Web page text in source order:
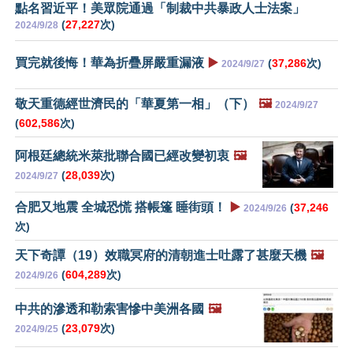
點名習近平！美眾院通過「制裁中共暴政人士法案」
2024/9/28 (27,227次)
買完就後悔！華為折疊屏嚴重漏液 ▶️ 2024/9/27 (37,286次)
敬天重德經世濟民的「華夏第一相」（下） 🖼️ 2024/9/27
(602,586次)
阿根廷總統米萊批聯合國已經改變初衷 🖼️
2024/9/27 (28,039次)
合肥又地震 全城恐慌 搭帳篷 睡街頭！ ▶️ 2024/9/26 (37,246
次)
天下奇譚（19）效職冥府的清朝進士吐露了甚麼天機 🖼️
2024/9/26 (604,289次)
中共的滲透和勒索害慘中美洲各國 🖼️
2024/9/25 (23,079次)